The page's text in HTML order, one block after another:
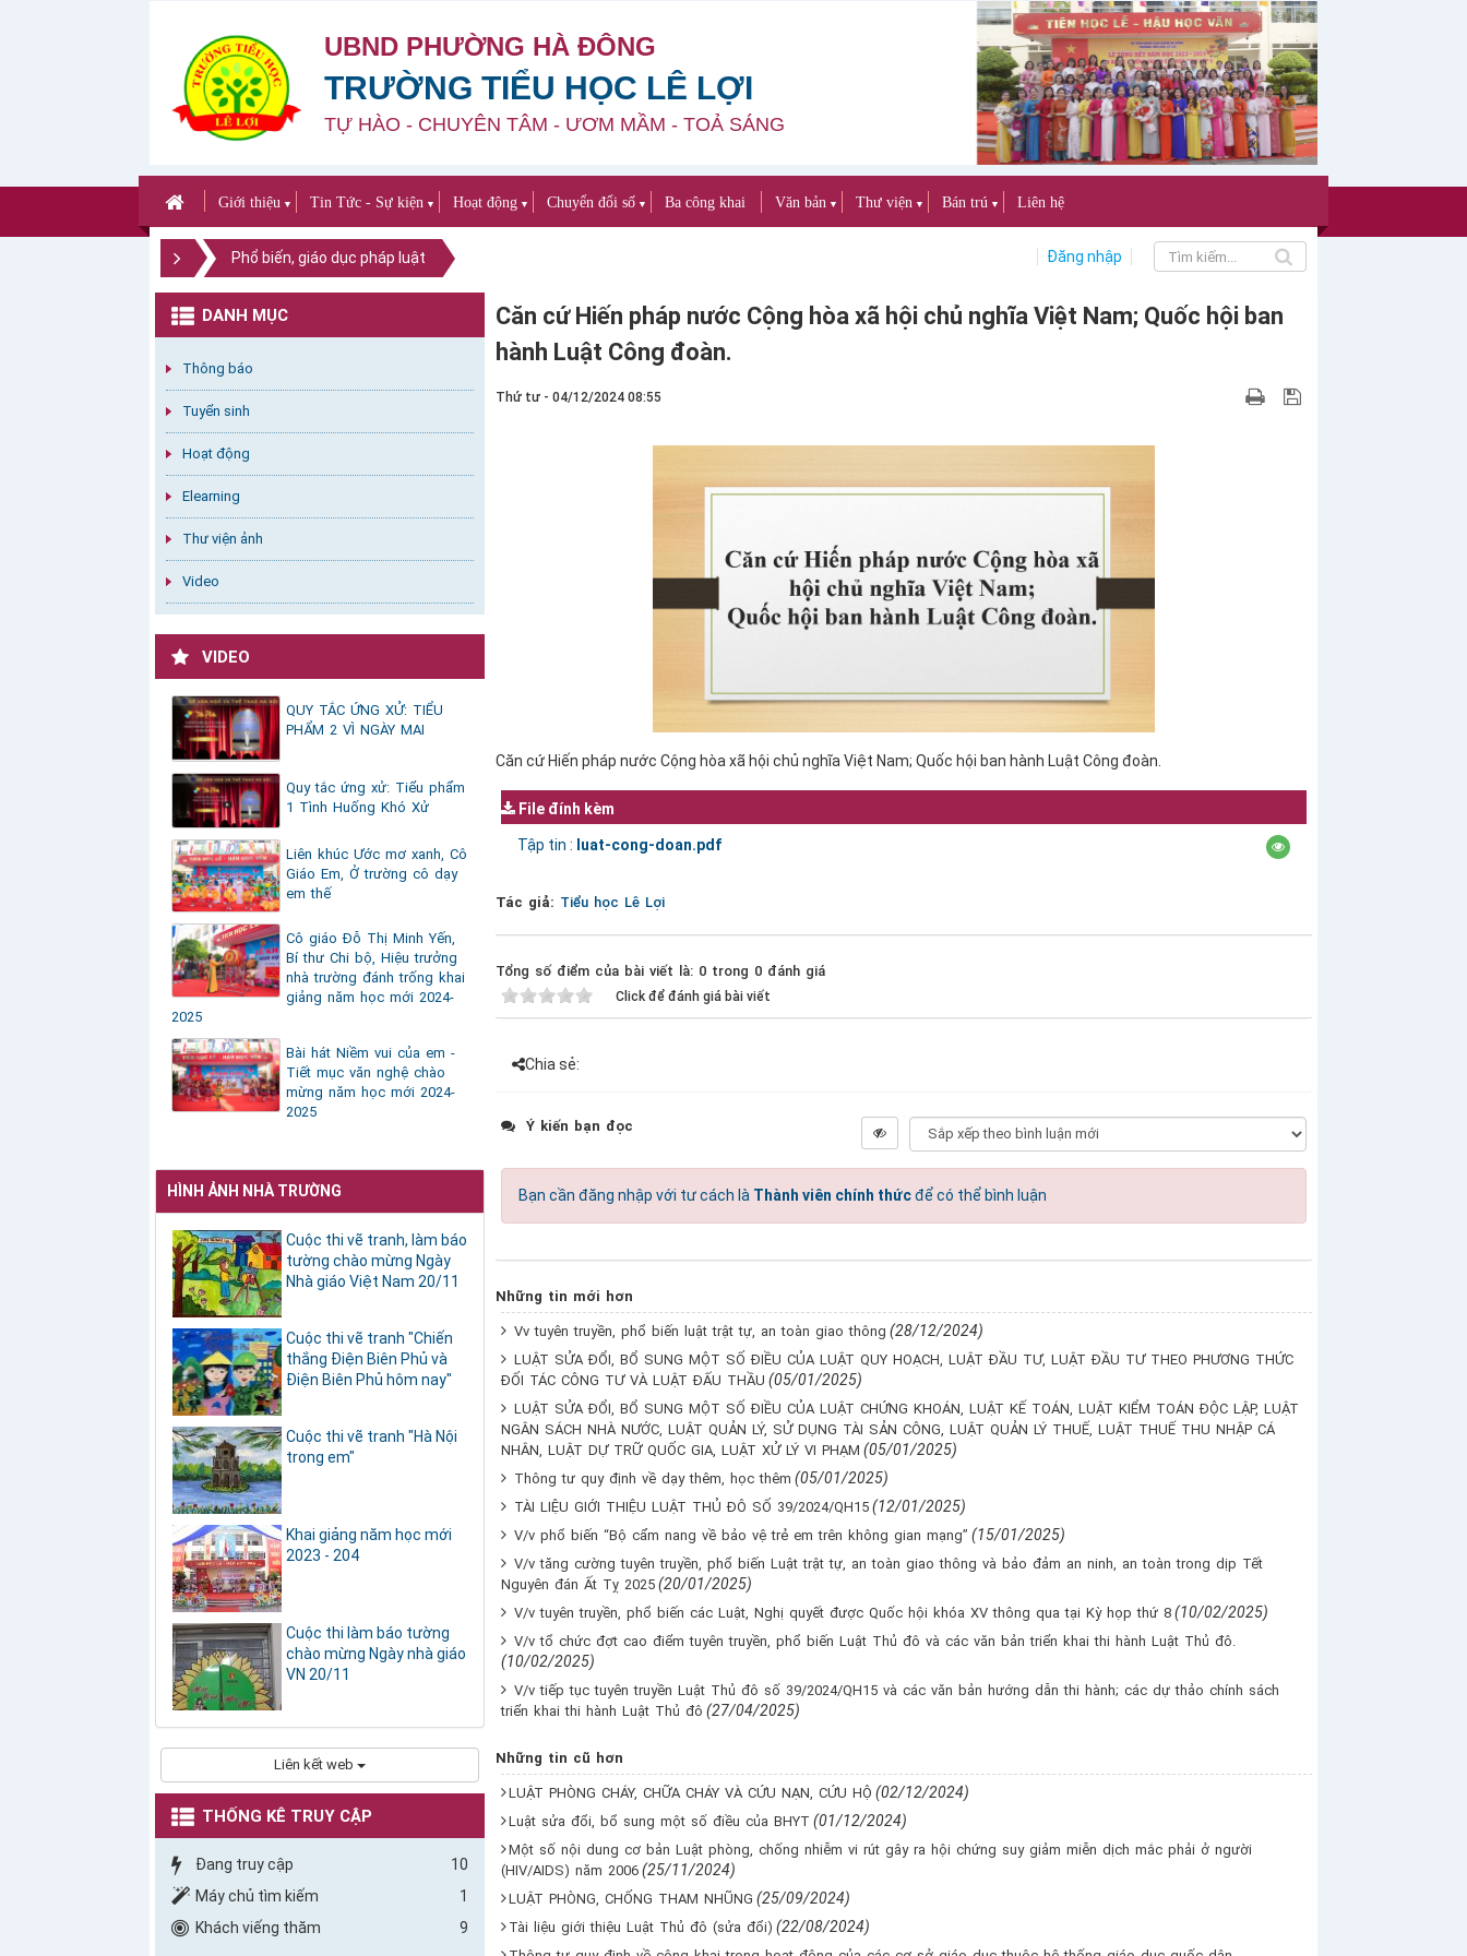
UBND PHƯỜNG HÀ ĐÔNG
TRƯỜNG TIỂU HỌC LÊ LỢI
TỰ HÀO - CHUYÊN TÂM - ƯƠM MẦM - TOẢ SÁNG
Giới thiệu ▼ Tin Tức - Sự kiện ▼ Hoạt động ▼ Chuyển đổi số ▼ Ba công khai Văn bản ▼ Thư viện ▼ Bán trú ▼ Liên hệ
Phổ biến, giáo dục pháp luật Đăng nhập
Căn cứ Hiến pháp nước Cộng hòa xã hội chủ nghĩa Việt Nam; Quốc hội ban
hành Luật Công đoàn.
Thứ tư - 04/12/2024 08:55
Căn cứ Hiến pháp nước Cộng hòa xã hội chủ nghĩa Việt Nam; Quốc hội ban hành Luật Công đoàn.
File đính kèm
Tập tin : luat-cong-doan.pdf
Tác giả: Tiểu học Lê Lợi
Tổng số điểm của bài viết là: 0 trong 0 đánh giá
Click để đánh giá bài viết
Chia sẻ:
Ý kiến bạn đọc
Bạn cần đăng nhập với tư cách là Thành viên chính thứcđể có thể bình luận
Những tin mới hơn
Vv tuyên truyền, phổ biến luật trật tự, an toàn giao thông (28/12/2024)
LUẬT SỬA ĐỔI, BỔ SUNG MỘT SỐ ĐIỀU CỦA LUẬT QUY HOẠCH, LUẬT ĐẦU TƯ, LUẬT ĐẦU TƯ THEO PHƯƠNG THỨC
ĐỐI TÁC CÔNG TƯ VÀ LUẬT ĐẤU THẦU (05/01/2025)
LUẬT SỬA ĐỔI, BỔ SUNG MỘT SỐ ĐIỀU CỦA LUẬT CHỨNG KHOÁN, LUẬT KẾ TOÁN, LUẬT KIỂM TOÁN ĐỘC LẬP, LUẬT
NGÂN SÁCH NHÀ NƯỚC, LUẬT QUẢN LÝ, SỬ DỤNG TÀI SẢN CÔNG, LUẬT QUẢN LÝ THUẾ, LUẬT THUẾ THU NHẬP CÁ
NHÂN, LUẬT DỰ TRỮ QUỐC GIA, LUẬT XỬ LÝ VI PHẠM (05/01/2025)
Thông tư quy định về dạy thêm, học thêm (05/01/2025)
TÀI LIỆU GIỚI THIỆU LUẬT THỦ ĐÔ SỐ 39/2024/QH15 (12/01/2025)
V/v phổ biến “Bộ cẩm nang về bảo vệ trẻ em trên không gian mạng” (15/01/2025)
V/v tăng cường tuyên truyền, phổ biến Luật trật tự, an toàn giao thông và bảo đảm an ninh, an toàn trong dịp Tết
Nguyên đán Ất Tỵ 2025 (20/01/2025)
V/v tuyên truyền, phổ biến các Luật, Nghị quyết được Quốc hội khóa XV thông qua tại Kỳ họp thứ 8 (10/02/2025)
V/v tổ chức đợt cao điểm tuyên truyền, phổ biến Luật Thủ đô và các văn bản triển khai thi hành Luật Thủ đô.
(10/02/2025)
V/v tiếp tục tuyên truyền Luật Thủ đô số 39/2024/QH15 và các văn bản hướng dẫn thi hành; các dự thảo chính sách
triển khai thi hành Luật Thủ đô (27/04/2025)
Những tin cũ hơn
LUẬT PHÒNG CHÁY, CHỮA CHÁY VÀ CỨU NẠN, CỨU HỘ (02/12/2024)
Luật sửa đổi, bổ sung một số điều của BHYT (01/12/2024)
Một số nội dung cơ bản Luật phòng, chống nhiễm vi rút gây ra hội chứng suy giảm miễn dịch mắc phải ở người
(HIV/AIDS) năm 2006 (25/11/2024)
LUẬT PHÒNG, CHỐNG THAM NHŨNG (25/09/2024)
Tài liệu giới thiệu Luật Thủ đô (sửa đổi) (22/08/2024)
DANH MỤC
Thông báo
Tuyển sinh
Hoạt động
Elearning
Thư viện ảnh
Video
VIDEO
QUY TẮC ỨNG XỬ: TIỂU
PHẨM 2 VÌ NGÀY MAI
Quy tắc ứng xử: Tiểu phẩm
1 Tình Huống Khó Xử
Liên khúc Ước mơ xanh, Cô
Giáo Em, Ở trường cô dạy
em thế
Cô giáo Đỗ Thị Minh Yến,
Bí thư Chi bộ, Hiệu trưởng
nhà trường đánh trống khai
giảng năm học mới 2024-
2025
Bài hát Niềm vui của em -
Tiết mục văn nghệ chào
mừng năm học mới 2024-
2025
HÌNH ẢNH NHÀ TRƯỜNG
Cuộc thi vẽ tranh, làm báo
tường chào mừng Ngày
Nhà giáo Việt Nam 20/11
Cuộc thi vẽ tranh "Chiến
thắng Điện Biên Phủ và
Điện Biên Phủ hôm nay"
Cuộc thi vẽ tranh "Hà Nội
trong em"
Khai giảng năm học mới
2023 - 204
Cuộc thi làm báo tường
chào mừng Ngày nhà giáo
VN 20/11
Liên kết web
THỐNG KÊ TRUY CẬP
Đang truy cập
10
Máy chủ tìm kiếm
1
Khách viếng thăm
9